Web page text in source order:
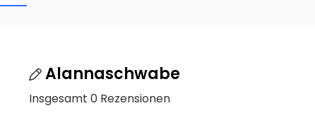
Alannaschwabe
Insgesamt 0 Rezensionen